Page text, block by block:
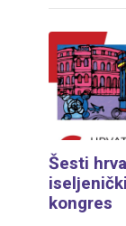
Šesti
iseljenički
kongres